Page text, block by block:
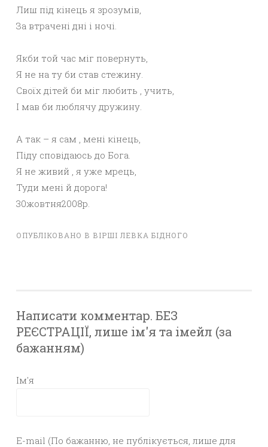
Лиш під кінець я зрозумів,
За втрачені дні і ночі.
Якби той час міг повернуть,
Я не на ту би став стежину.
Своїх дітей би міг любить , учить,
І мав би люблячу дружину.
А так – я сам , мені кінець,
Піду сповідаюсь до Бога.
Я не живий , я уже мрець,
Туди мені й дорога!
30жовтня2008р.
ОПУБЛІКОВАНО В ВІРШІ ЛЕВКА БІДНОГО
Написати комментар. БЕЗ
РЕЄСТРАЦІЇ, лише ім'я та імейл (за
бажанням)
Ім'я
E-mail (По бажанню, не публікується, лише для